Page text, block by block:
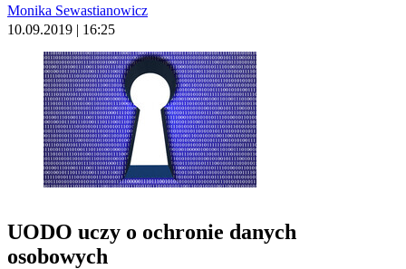
Monika Sewastianowicz
10.09.2019 | 16:25
UODO uczy o ochronie danych
osobowych